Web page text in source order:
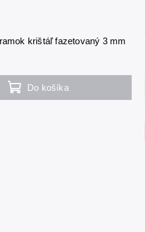
krištáľ fazetovaný 3 mm
Do košíka